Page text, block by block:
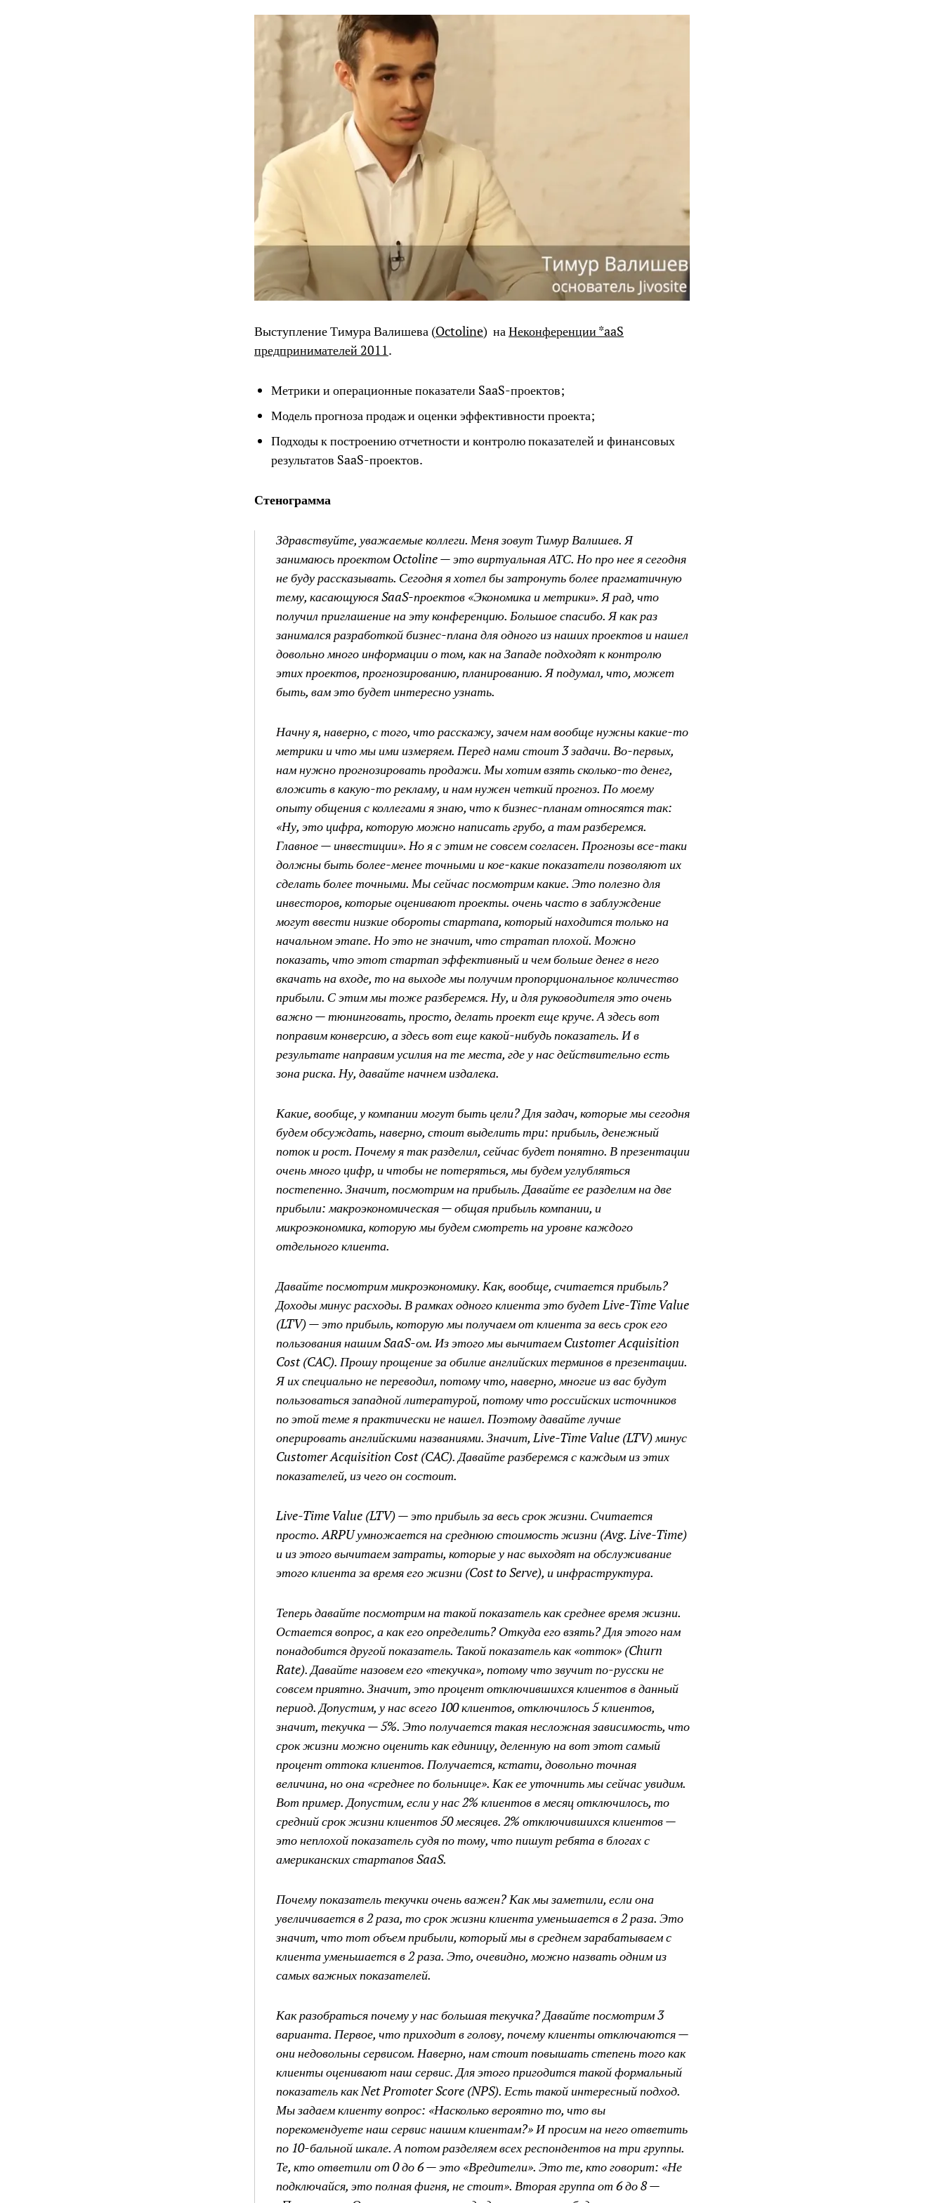
Выступление Тимура Валишева (Octoline) наНеконференции *aaS
предпринимателей 2011.
Метрики и операционные показатели SaaS-проектов;
Модель прогноза продаж и оценки эффективности проекта;
Подходы к построению отчетности и контролю показателей и финансовых
результатов SaaS-проектов.
Стенограмма
Здравствуйте, уважаемые коллеги. Меня зовут Тимур Валишев. Я
занимаюсь проектом Octoline — это виртуальная АТС. Но про нее я сегодня
не буду рассказывать. Сегодня я хотел бы затронуть более прагматичную
тему, касающуюся SaaS-проектов «Экономика и метрики». Я рад, что
получил приглашение на эту конференцию. Большое спасибо. Я как раз
занимался разработкой бизнес-плана для одного из наших проектов и нашел
довольно много информации о том, как на Западе подходят к контролю
этих проектов, прогнозированию, планированию. Я подумал, что, может
быть, вам это будет интересно узнать.
Начну я, наверно, с того, что расскажу, зачем нам вообще нужны какие-то
метрики и что мы ими измеряем. Перед нами стоит 3 задачи. Во-первых,
нам нужно прогнозировать продажи. Мы хотим взять сколько-то денег,
вложить в какую-то рекламу, и нам нужен четкий прогноз. По моему
опыту общения с коллегами я знаю, что к бизнес-планам относятся так:
«Ну, это цифра, которую можно написать грубо, а там разберемся.
Главное — инвестиции». Но я с этим не совсем согласен. Прогнозы все-таки
должны быть более-менее точными и кое-какие показатели позволяют их
сделать более точными. Мы сейчас посмотрим какие. Это полезно для
инвесторов, которые оценивают проекты. очень часто в заблуждение
могут ввести низкие обороты стартапа, который находится только на
начальном этапе. Но это не значит, что стратап плохой. Можно
показать, что этот стартап эффективный и чем больше денег в него
вкачать на входе, то на выходе мы получим пропорциональное количество
прибыли. С этим мы тоже разберемся. Ну, и для руководителя это очень
важно — тюнинговать, просто, делать проект еще круче. А здесь вот
поправим конверсию, а здесь вот еще какой-нибудь показатель. И в
результате направим усилия на те места, где у нас действительно есть
зона риска. Ну, давайте начнем издалека.
Какие, вообще, у компании могут быть цели? Для задач, которые мы сегодня
будем обсуждать, наверно, стоит выделить три: прибыль, денежный
поток и рост. Почему я так разделил, сейчас будет понятно. В презентации
очень много цифр, и чтобы не потеряться, мы будем углубляться
постепенно. Значит, посмотрим на прибыль. Давайте ее разделим на две
прибыли: макроэкономическая — общая прибыль компании, и
микроэкономика, которую мы будем смотреть на уровне каждого
отдельного клиента.
Давайте посмотрим микроэкономику. Как, вообще, считается прибыль?
Доходы минус расходы. В рамках одного клиента это будет Live-Time Value
(LTV) — это прибыль, которую мы получаем от клиента за весь срок его
пользования нашим SaaS-ом. Из этого мы вычитаем Customer Acquisition
Cost (CAC). Прошу прощение за обилие английских терминов в презентации.
Я их специально не переводил, потому что, наверно, многие из вас будут
пользоваться западной литературой, потому что российских источников
по этой теме я практически не нашел. Поэтому давайте лучше
оперировать английскими названиями. Значит, Live-Time Value (LTV) минус
Customer Acquisition Cost (CAC). Давайте разберемся с каждым из этих
показателей, из чего он состоит.
Live-Time Value (LTV) — это прибыль за весь срок жизни. Считается
просто. ARPU умножается на среднюю стоимость жизни (Avg. Live-Time)
и из этого вычитаем затраты, которые у нас выходят на обслуживание
этого клиента за время его жизни (Cost to Serve), и инфраструктура.
Теперь давайте посмотрим на такой показатель как среднее время жизни.
Остается вопрос, а как его определить? Откуда его взять? Для этого нам
понадобится другой показатель. Такой показатель как «отток» (Churn
Rate). Давайте назовем его «текучка», потому что звучит по-русски не
совсем приятно. Значит, это процент отключившихся клиентов в данный
период. Допустим, у нас всего 100 клиентов, отключилось 5 клиентов,
значит, текучка — 5%. Это получается такая несложная зависимость, что
срок жизни можно оценить как единицу, деленную на вот этот самый
процент оттока клиентов. Получается, кстати, довольно точная
величина, но она «среднее по больнице». Как ее уточнить мы сейчас увидим.
Вот пример. Допустим, если у нас 2% клиентов в месяц отключилось, то
средний срок жизни клиентов 50 месяцев. 2% отключившихся клиентов —
это неплохой показатель судя по тому, что пишут ребята в блогах с
американских стартапов SaaS.
Почему показатель текучки очень важен? Как мы заметили, если она
увеличивается в 2 раза, то срок жизни клиента уменьшается в 2 раза. Это
значит, что тот объем прибыли, который мы в среднем зарабатываем с
клиента уменьшается в 2 раза. Это, очевидно, можно назвать одним из
самых важных показателей.
Как разобраться почему у нас большая текучка? Давайте посмотрим 3
варианта. Первое, что приходит в голову, почему клиенты отключаются —
они недовольны сервисом. Наверно, нам стоит повышать степень того как
клиенты оценивают наш сервис. Для этого пригодится такой формальный
показатель как Net Promoter Score (NPS). Есть такой интересный подход.
Мы задаем клиенту вопрос: «Насколько вероятно то, что вы
порекомендуете наш сервис нашим клиентам?» И просим на него ответить
по 10-бальной шкале. А потом разделяем всех респондентов на три группы.
Те, кто ответили от 0 до 6 — это «Вредители». Это те, кто говорит: «Не
подключайся, это полная фигня, не стоит». Вторая группа от 6 до 8 —